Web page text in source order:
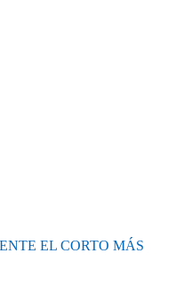
EL CORTO MÁS